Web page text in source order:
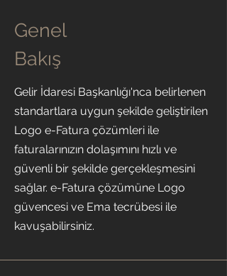
Genel
Bakış
Gelir İdaresi Başkanlığı'nca belirlenen
standartlara uygun şekilde geliştirilen
Logo e-Fatura çözümleri ile
faturalarınızın dolaşımını hızlı ve
güvenli bir şekilde gerçekleşmesini
sağlar. e-Fatura çözümüne Logo
güvencesi ve Ema tecrübesi ile
kavuşabilirsiniz.